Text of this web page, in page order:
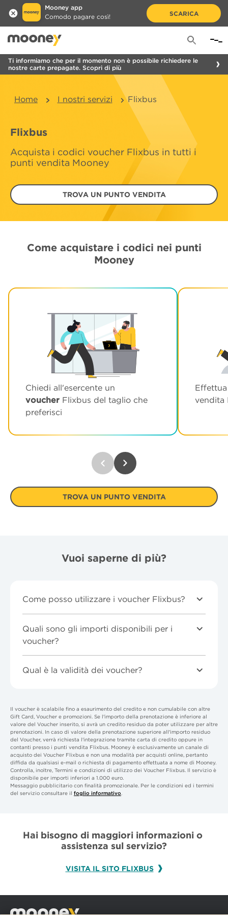
Mooney app
Comodo pagare così!
SCARICA
Ti informiamo che per il momento non è possibile richiedere le
nostre carte prepagate. Scopri di più
Home I nostri servizi Flixbus
Flixbus
Acquista i codici voucher Flixbus in tutti i
punti vendita Mooney
TROVA UN PUNTO VENDITA
Come acquistare i codici nei punti
Mooney
Chiedi all'esercente un
voucher Flixbus del taglio che
preferisci
vendita
TROVA UN PUNTO VENDITA
Vuoi saperne di più?
Come posso utilizzare i voucher Flixbus?
Quali sono gli importi disponibili per i
voucher?
Qual è la validità dei voucher?
Il voucher è scalabile fino a esaurimento del credito e non cumulabile con altre
Gift Card, Voucher e promozioni. Se l'importo della prenotazione è inferiore al
valore del Voucher inserito, si avrà un credito residuo da poter utilizzare per altre
prenotazioni. In caso di valore della prenotazione superiore all'importo residuo
del Voucher, verrà richiesta l'integrazione tramite carta di credito oppure in
contanti presso i punti vendita Flixbus. Mooney è esclusivamente un canale di
acquisto dei Voucher Flixbus e non una modalità per acquisti online, pertanto
diffida da qualsiasi e-mail o richiesta di pagamento effettuata a nome di Mooney.
Controlla, inoltre, Termini e condizioni di utilizzo dei Voucher Flixbus. Il servizio è
disponibile per importi inferiori a 1.000 euro.
Messaggio pubblicitario con finalità promozionale. Per le condizioni ed i termini
del servizio consultare il foglio informativo.
Hai bisogno di maggiori informazioni o
assistenza sul servizio?
VISITA IL SITO FLIXBUS